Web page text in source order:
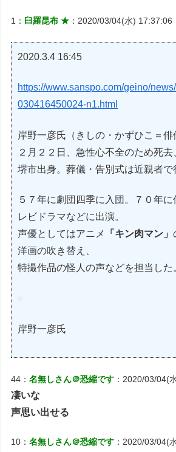
1： 臼羅昆布 ★ ：2020/03/04(水) 17:37:06
2020.3.4 16:45
https://www.sanspo.com/geino/
030416450024-n1.html
岸野一彦氏（きしの・かずひこ＝俳
２月２２日、急性心不全のため死去
堺市出身。葬儀・告別式は近親者で
５７年に劇団四季に入団。７０年
レビドラマなどに出演。
声優としてはアニメ
「キン肉マン」
洋画の吹き替え、
特撮作品の怪人の声などを担当した
岸野一彦氏
44：名無しさん＠恐縮です ：2020/03/04(
凄いな
声思い出せる
10：名無しさん＠恐縮です ：2020/03/04(